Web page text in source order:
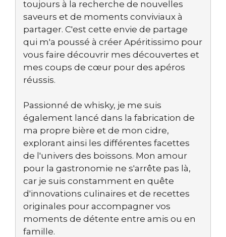
toujours à la recherche de nouvelles
saveurs et de moments conviviaux à
partager. C'est cette envie de partage
qui m'a poussé à créer Apéritissimo pour
vous faire découvrir mes découvertes et
mes coups de cœur pour des apéros
réussis.
Passionné de whisky, je me suis
également lancé dans la fabrication de
ma propre bière et de mon cidre,
explorant ainsi les différentes facettes
de l'univers des boissons. Mon amour
pour la gastronomie ne s'arrête pas là,
car je suis constamment en quête
d'innovations culinaires et de recettes
originales pour accompagner vos
moments de détente entre amis ou en
famille.